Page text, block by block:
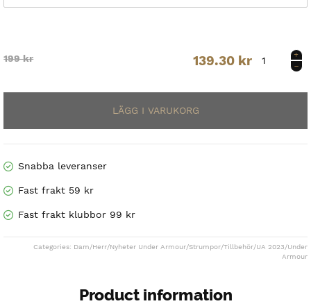
199kr
Original
was:
139.30 kr
Current
is:
UA
Performance
Snabba leveranser
Fast frakt 59 kr
Fast frakt klubbor 99 kr
Categories: Dam/Herr/Nyheter Under Armour/Strumpor/Tillbehör/UA 2023/Under
Armour
Product information